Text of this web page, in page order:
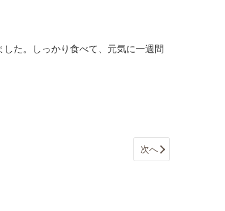
た。しっかり食べて、元気に一週間
次へ